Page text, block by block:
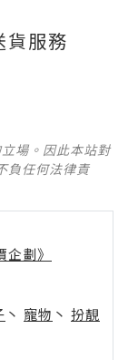
貨服務
場。因此本站對
負任何法律責
劃》
丶 寵物 丶 扮靚